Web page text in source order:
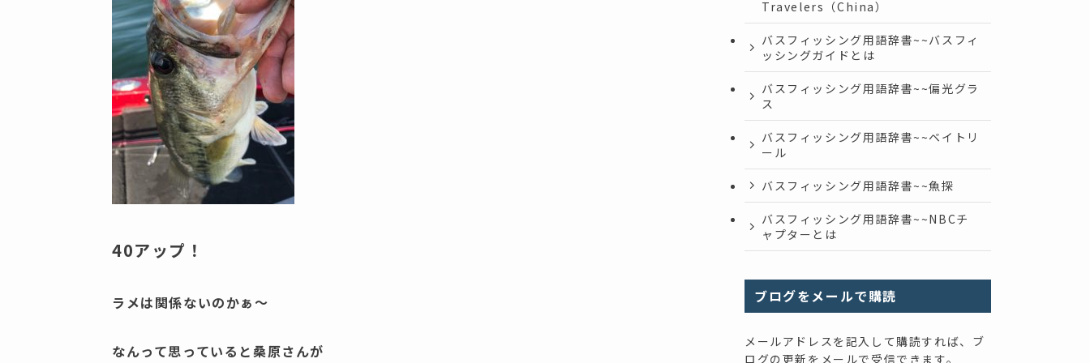
40アップ！
ラメは関係ないのかぁ～
なんって思っていると桑原さんが
Travelers（China）
バスフィッシング用語辞書~~バスフィ
ッシングガイドとは
バスフィッシング用語辞書~~偏光グラ
ス
バスフィッシング用語辞書~~ベイトリ
ール
バスフィッシング用語辞書~~魚探
バスフィッシング用語辞書~~NBCチ
ャプターとは
ブログをメールで購読
メールアドレスを記入して購読すれば、ブ
ログの更新をメールで受信できます。